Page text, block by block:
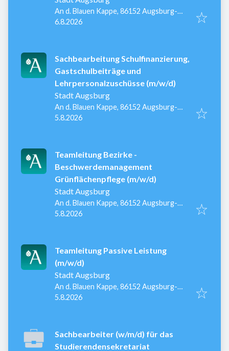
An d. Blauen Kappe, 86152 Augsburg-
Innenstadt, Deutschland
Veröffentlicht
6.8.2026
Sachbearbeitung Schulfinanzierung,
Gastschulbeiträge und
Lehrpersonalzuschüsse (m/w/d)
Stadt Augsburg
An d. Blauen Kappe, 86152 Augsburg-
Innenstadt, Deutschland
Veröffentlicht
5.8.2026
Teamleitung Bezirke -
Beschwerdemanagement
Grünflächenpflege (m/w/d)
Stadt Augsburg
An d. Blauen Kappe, 86152 Augsburg-
Innenstadt, Deutschland
Veröffentlicht
5.8.2026
Teamleitung Passive Leistung
(m/w/d)
Stadt Augsburg
An d. Blauen Kappe, 86152 Augsburg-
Innenstadt, Deutschland
Veröffentlicht
5.8.2026
Sachbearbeiter (w/m/d) für das
Studierendensekretariat